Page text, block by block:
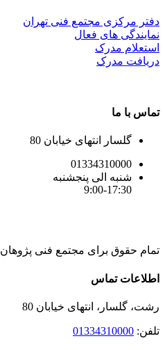
دفتر مرکزی مجتمع فنی تهران
نمایندگی های فعال
استعلام مدرک
دریافت مدرک
تماس با ما
گلسار انتهای خیابان 80
01334310000
شنبه الی پنجشنبه
9:00-17:30
تمام حقوق برای مجتمع فنی
Instagram
LinkedIn
Toggle
Bar
Area
اطلاعات تماس
رشت، گلسار، انتهای خیابان 80
تلفن: 01334310000